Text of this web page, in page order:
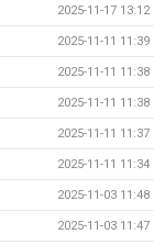
2025-11-17 13:12
2025-11-11 11:39
2025-11-11 11:38
2025-11-11 11:38
2025-11-11 11:37
2025-11-11 11:34
2025-11-03 11:48
2025-11-03 11:47